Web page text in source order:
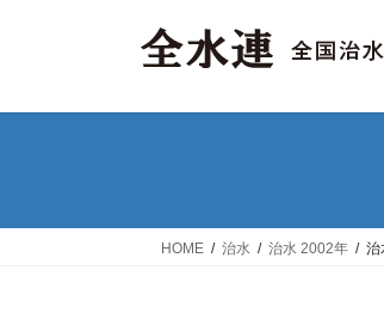
HOME 治水 治水 2002年 治